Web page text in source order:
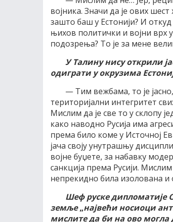
војника. Значи да је ових
зашто баш у Естонији? И
њихов политички и војни врх
подозрења? То је за мене
У Талину нису открили
одиграти у окрузима
— Тим вежбама, то је
територијални интегритет
Мислим да је све то у склопу
како наводно Русија има
према било коме у Источној
јача своју унутрашњу
војне буџете, за набавку
санкција према Русији.
непрекидно била изолована
Шеф руске дипломатије
земље„највећи носиоци
мислите да би на ово могла